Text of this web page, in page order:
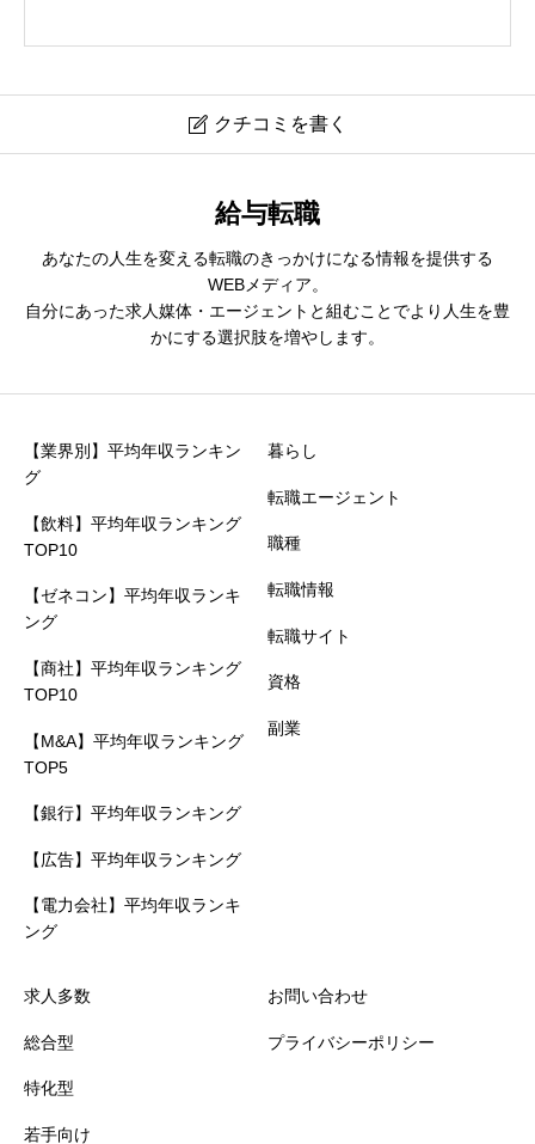
 クチコミを書く
ニックネーム 必須
案件紹介数
星の数をお選びください 
求人マッチ度
星の数をお選びください 
担当者の人柄
給与転職
あなたの人生を変える転職のきっかけになる情報を提供する
WEBメディア。
自分にあった求人媒体・エージェントと組むことでより人生を豊
かにする選択肢を増やします。
【業界別】平均年収ランキン
グ
【飲料】平均年収ランキング
TOP10
【ゼネコン】平均年収ランキ
ング
【商社】平均年収ランキング
TOP10
【M&A】平均年収ランキング
TOP5
【銀行】平均年収ランキング
【広告】平均年収ランキング
【電力会社】平均年収ランキ
ング
暮らし
転職エージェント
職種
転職情報
転職サイト
資格
副業
求人多数
総合型
特化型
若手向け
お問い合わせ
プライバシーポリシー